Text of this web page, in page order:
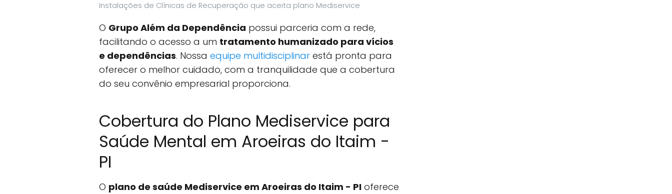
Instalações de Clínicas de Recuperação que aceita plano Mediservice
O Grupo Além da Dependência possui parceria com a rede,
facilitando o acesso a um tratamento humanizado para vícios
e dependências. Nossa equipe multidisciplinar está pronta para
oferecer o melhor cuidado, com a tranquilidade que a cobertura
do seu convênio empresarial proporciona.
Cobertura do Plano Mediservice para
Saúde Mental em Aroeiras do Itaim -
PI
O plano de saúde Mediservice em Aroeiras do Itaim - PI oferece